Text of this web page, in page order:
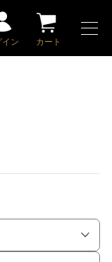
イン カート